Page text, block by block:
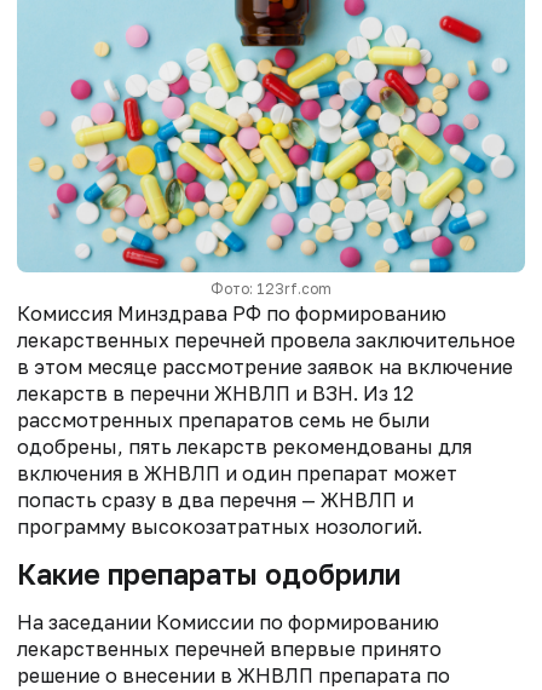
Фото: 123rf.com
Комиссия Минздрава РФ по формированию
лекарственных перечней провела заключительное
в этом месяце рассмотрение заявок на включение
лекарств в перечни ЖНВЛП и ВЗН. Из 12
рассмотренных препаратов семь не были
одобрены, пять лекарств рекомендованы для
включения в ЖНВЛП и один препарат может
попасть сразу в два перечня — ЖНВЛП и
программу высокозатратных нозологий.
Какие препараты одобрили
На заседании Комиссии по формированию
лекарственных перечней впервые принято
решение о внесении в ЖНВЛП препарата по